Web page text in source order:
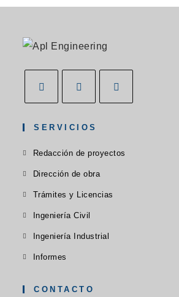
SERVICIOS
Redacción de proyectos
Dirección de obra
Trámites y Licencias
Ingeniería Civil
Ingeniería Industrial
Informes
CONTACTO